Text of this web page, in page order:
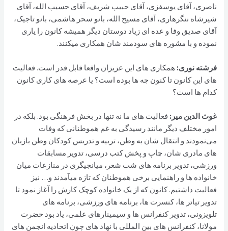
ناصری، آقای یوسفزی، آقای حبیب شریف، آقای حسیب الله، آقای
شیرشاه ننگرهاری، آقای مسیح الله، بانو سحر هاشمی، بانو تاجیک،
آقای صدیق وفا و عده ای زیاد دوستان دیگر همیشه کانون را یاری
نموده و با مشوره های سودمند شان همکاری میکنند.
فرشته نوری: همکاری های این عزیزان واقعا قابل قدر است. فعالیت
های این کانون تا کنون چه ها بوده است؟ یا عرصه های کاری کانون
کدام ها است؟
غوث الدین مير: فعالیت های ما نه تنها در بخش فرهنگی بود. بلکه در
امور مختلف دیگر مانند رسیدگی به غم هموطنانی که وفات
می‌نمودند و انتقال شان به وطن، تربیه و تدریس کودکان وطن بازبان
های مادری شان، چاپ و پخش کتب درسی، تدویر مسابقات
ورزشی، تدویر برنامه های شب شعر، میانجیگری در منازعات میان
خانواده ها و راهنمایی برخی هموطنان که تازه میآمدند و… نیز
فعالیت داشتیم. کانون که از یک خانواده کوچک کارش را آغاز نمود تا
تدویر تیاتر ها، کنسرت ها، برنامه های ورزشی، برنامه های
تلویزونی، تدویر کنفرانس ها و سیمینارهای علمی، یاد بود حضرت
مولانا، کنفرانس های بین المللی با نهاد های چون اتحادیه انجمن های